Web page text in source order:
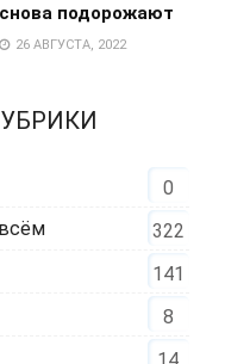
снова подорожают
26 АВГУСТА, 2022
0
322
141
8
14